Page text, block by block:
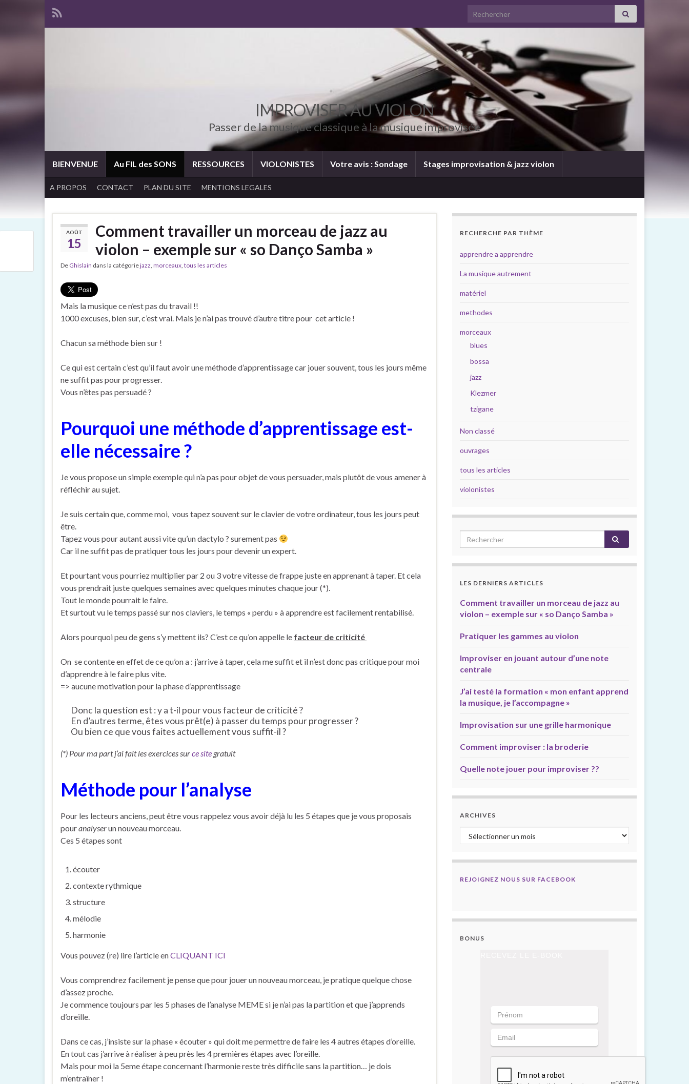
IMPROVISER AU VIOLON
Passer de la musique classique à la musique improvisée
BIENVENUE Au FIL des SONS RESSOURCES VIOLONISTES Votre avis : Sondage Stages improvisation & jazz violon
A PROPOS CONTACT PLAN DU SITE MENTIONS LEGALES
AOÛT
15
Comment travailler un morceau de jazz au
violon – exemple sur « so Danço Samba »
De Ghislain dans la catégoriejazz, morceaux, tous les articles
Mais la musique ce n’est pas du travail !!
1000 excuses, bien sur, c’est vrai. Mais je n’ai pas trouvé d’autre titre pour cet article !
Chacun sa méthode bien sur !
Ce qui est certain c’est qu’il faut avoir une méthode d’apprentissage car jouer souvent, tous les jours même
ne suffit pas pour progresser.
Vous n’êtes pas persuadé ?
Pourquoi une méthode d’apprentissage est-
elle nécessaire ?
Je vous propose un simple exemple qui n’a pas pour objet de vous persuader, mais plutôt de vous amener à
réfléchir au sujet.
Je suis certain que, comme moi, vous tapez souvent sur le clavier de votre ordinateur, tous les jours peut
être.
Tapez vous pour autant aussi vite qu’un dactylo ? surement pas
Car il ne suffit pas de pratiquer tous les jours pour devenir un expert.
Et pourtant vous pourriez multiplier par 2 ou 3 votre vitesse de frappe juste en apprenant à taper. Et cela
vous prendrait juste quelques semaines avec quelques minutes chaque jour (*).
Tout le monde pourrait le faire.
Et surtout vu le temps passé sur nos claviers, le temps « perdu » à apprendre est facilement rentabilisé.
Alors pourquoi peu de gens s’y mettent ils? C’est ce qu’on appelle le facteur de criticité
On se contente en effet de ce qu’on a : j’arrive à taper, cela me suffit et il n’est donc pas critique pour moi
d’apprendre à le faire plus vite.
=> aucune motivation pour la phase d’apprentissage
Donc la question est : y a t-il pour vous facteur de criticité ?
En d’autres terme, êtes vous prêt(e) à passer du temps pour progresser ?
Ou bien ce que vous faites actuellement vous suffit-il ?
(*) Pour ma part j’ai fait les exercices surce site gratuit
Méthode pour l’analyse
Pour les lecteurs anciens, peut être vous rappelez vous avoir déjà lu les 5 étapes que je vous proposais
pouranalyserun nouveau morceau.
Ces 5 étapes sont
écouter
contexte rythmique
structure
mélodie
harmonie
Vous pouvez (re) lire l’article enCLIQUANT ICI
Vous comprendrez facilement je pense que pour jouer un nouveau morceau, je pratique quelque chose
d’assez proche.
Je commence toujours par les 5 phases de l’analyse MEME si je n’ai pas la partition et que j’apprends
d’oreille.
Dans ce cas, j’insiste sur la phase « écouter » qui doit me permettre de faire les 4 autres étapes d’oreille.
En tout cas j’arrive à réaliser à peu près les 4 premières étapes avec l’oreille.
Mais pour moi la 5eme étape concernant l’harmonie reste très difficile sans la partition… je dois
m’entraîner !
RECHERCHE PAR THÈME
apprendre a apprendre
La musique autrement
matériel
methodes
morceaux
blues
bossa
jazz
Klezmer
tzigane
Non classé
ouvrages
tous les articles
violonistes
LES DERNIERS ARTICLES
Comment travailler un morceau de jazz au
violon – exemple sur « so Danço Samba »
Pratiquer les gammes au violon
Improviser en jouant autour d’une note
centrale
J’ai testé la formation « mon enfant apprend
la musique, je l’accompagne »
Improvisation sur une grille harmonique
Comment improviser : la broderie
Quelle note jouer pour improviser ??
ARCHIVES
Archives
REJOIGNEZ NOUS SUR FACEBOOK
BONUS